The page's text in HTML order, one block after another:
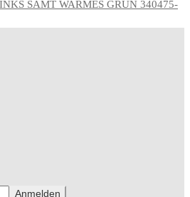
SAMT WARMES GRUN 340475-